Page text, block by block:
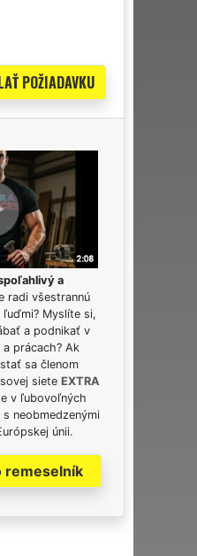
a
radi všestrannú
ľuďmi? Myslíte si,
a podnikať v
prácach? Ak
sa členom
siete EXTRA
v ľubovoľných
neobmedzenými
únii.
remeselník